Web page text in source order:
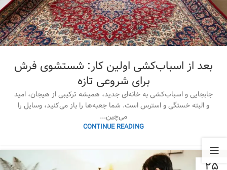
بعد از اسباب‌کشی اولین کار: شستشوی فرش
برای شروعی تازه
جابجایی و اسباب‌کشی به خانه‌ای جدید، همیشه ترکیبی از هیجان، امید
و البته خستگی و استرس است. شما جعبه‌ها را باز می‌کنید، وسایل را
می‌چین...
CONTINUE READING
۲۵